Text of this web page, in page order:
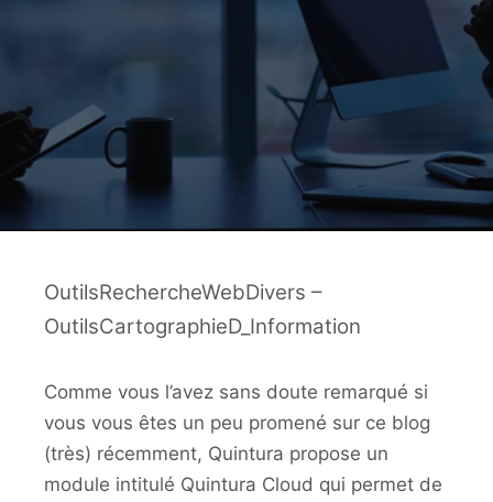
OutilsRechercheWebDivers –
OutilsCartographieD_Information
Comme vous l’avez sans doute remarqué si
vous vous êtes un peu promené sur ce blog
(très) récemment, Quintura propose un
module intitulé Quintura Cloud qui permet de